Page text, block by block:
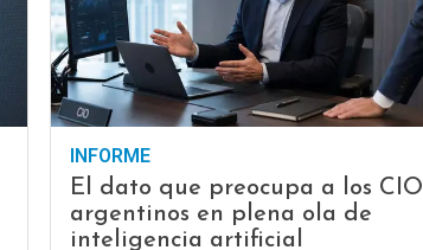
INFORME
El dato que preocupa a los CIO
argentinos en plena ola de
inteligencia artificial